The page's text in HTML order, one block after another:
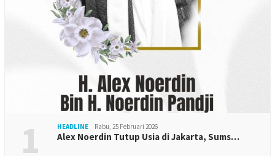
1 HEADLINE Rabu, 25 Februari 2026
Alex Noerdin Tutup Usia di Jakarta, Sums…